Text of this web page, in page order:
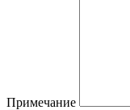
Примечание